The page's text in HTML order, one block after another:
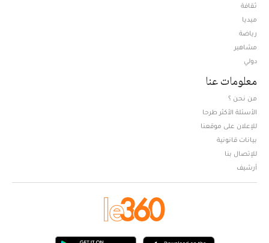
ثقافة
ميديا
رياضة
مشاهير
دولي
معلومات عنا
من نحن ؟
الأسئلة الأكثر طرحا
للإعلان على موقعنا
بيانات قانونية
للإتصال بنا
أرشيف